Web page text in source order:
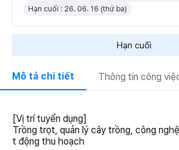
Hạn cuối : 26. 06. 16 (thứ ba)
Hạn cuối
Mô tả chi tiết Thông tin công
[Vị trí tuyển dụng]
Trồng trọt, quản lý cây trồng, công
t động thu hoạch